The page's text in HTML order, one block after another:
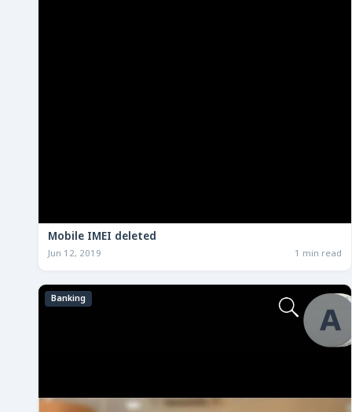
Mobile IMEI deleted
Jun 12, 2019 1 min read
Banking